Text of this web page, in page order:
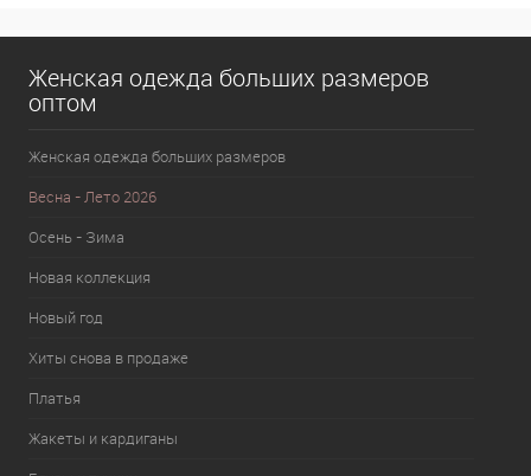
Женская одежда больших размеров
оптом
Женская одежда больших размеров
Весна - Лето 2026
Осень - Зима
Новая коллекция
Новый год
Хиты снова в продаже
Платья
Жакеты и кардиганы